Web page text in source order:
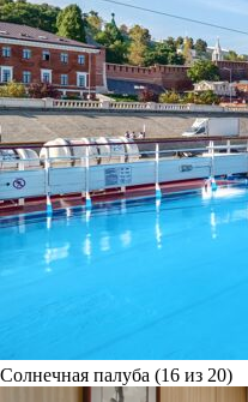
Солнечная палуба (16 из 20)